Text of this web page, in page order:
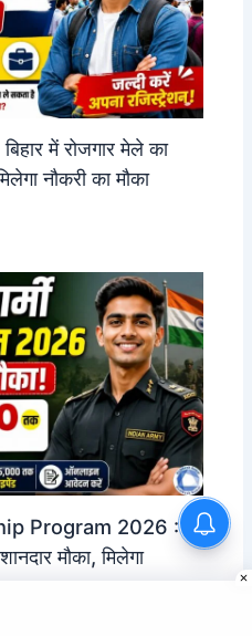
में रोजगार मेले का
नौकरी का मौका
Program 2026 :
मौका, मिलेगा
2026 यहाँ से करे जॉब
डाउनलोड